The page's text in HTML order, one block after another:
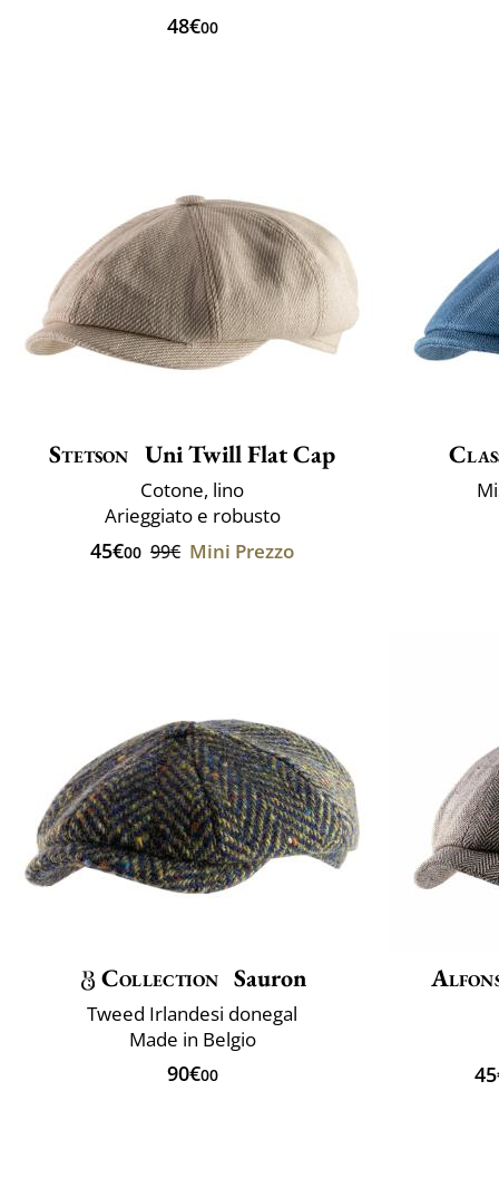
48€00
Stetson Uni Twill Flat Cap
Cotone, lino
Arieggiato e robusto
45€00 99€ Mini Prezzo
Collection Sauron
Tweed Irlandesi donegal
Made in Belgio
90€00